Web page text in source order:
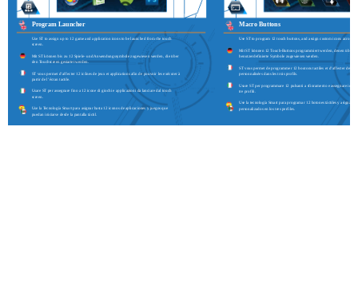
Program Launcher
Use ST to assign up to 12 game and application icons to be launched from the touch
screen.
Mit ST können bis zu 12 Spiele- und Anwendungssymbole zugewiesen werden, die über
den Touchscreen gestartet werden.
ST vous permet d’affecter 12 icônes de jeux et applications afin de pouvoir les exécuter à
partir de l’écran tactile.
Usare ST per assegnare fino a 12 icone di giochi e applicazioni da lanciare dal touch
screen.
Use la Tecnología Smart para asignar hasta 12 iconos de aplicaciones y juegos que
puedan iniciarse desde la pantalla táctil.
Macro Buttons
Use ST to program 12 touch buttons, and assign custom icons across
Mit ST können 12 Touch-Buttons programmiert werden, denen über
benutzerdefinierte Symbole zugewiesen werden.
ST vous permet de programmer 12 boutons tactiles et d’affecter des
personnalisées dans les trois profils.
Usare ST per programmare 12 pulsanti a sfioramento e assegnare icone
tre profili.
Use la tecnología Smart para programar 12 botones táctiles y asignar
personalizados en los tres perfiles.